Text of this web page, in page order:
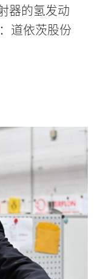
器的氢发动
道依茨股份